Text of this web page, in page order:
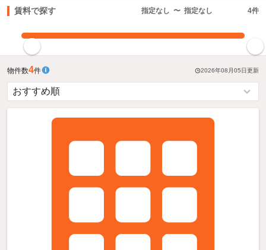
賃料で探す 指定なし 〜 指定なし 4件
物件数4件 2026年08月05日更新